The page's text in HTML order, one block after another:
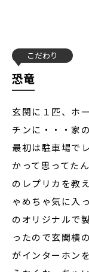
こだわり
恐竜
玄関に１匹、ホ
チンに・・・家
最初は駐車場で
かって思ってた
のレプリカを教
ゃめちゃ気に入
のオリジナルで
ったので玄関横
がインターホン